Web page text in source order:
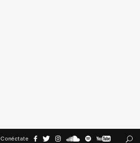
Conéctate